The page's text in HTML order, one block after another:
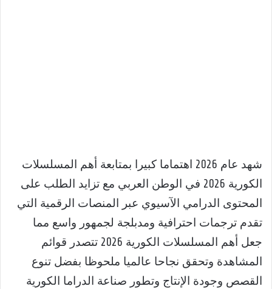
شهد عام 2026 اهتماما كبيرا بمتابعة أهم المسلسلات
الكورية 2026 في الوطن العربي مع تزايد الطلب على
المحتوى الدرامي الآسيوي عبر المنصات الرقمية التي
تقدم ترجمات احترافية ومدبلجة لجمهور واسع مما
جعل أهم المسلسلات الكورية 2026 تتصدر قوائم
المشاهدة وتحقق نجاحا عالميا ملحوظا بفضل تنوع
القصص وجودة الإنتاج وتطور صناعة الدراما الكورية